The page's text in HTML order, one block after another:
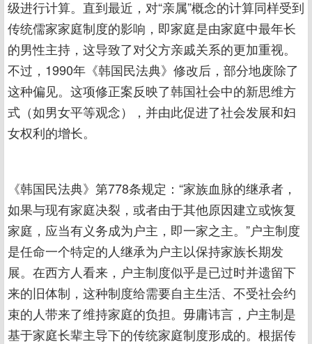
级进行计算。直到最近，对“亲属”概念的计算同样受到
传统儒家家庭制度的影响，即家庭是由家庭中最年长
的男性主持，这导致了对父方亲戚关系的更加重视。
不过，1990年《韩国民法典》修改后，部分地废除了
这种偏见。这项修正案反映了韩国社会中的新思维方
式（如男女平等观念），并由此促进了社会发展和妇
女权利的增长。
《韩国民法典》第778条规定：“家族血脉的继承者，
如果与现有家庭决裂，或者由于其他原因建立或恢复
家庭，应当有义务成为户主，即一家之主。”户主制度
是任命一个特定的人继承为户主以保持家族长期发
展。在西方人看来，户主制度似乎是已过时并遗留下
来的旧体制，这种制度给需要自主生活、不受社会约
束的人带来了维持家庭的负担。毋庸讳言，户主制是
基于家庭长辈主导下的传统家庭制度形成的。根据传